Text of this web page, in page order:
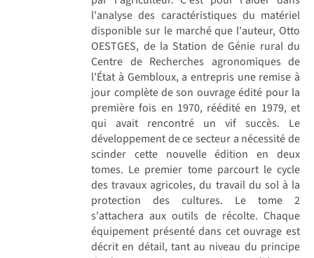
l'analyse des caractéristiques du matériel
disponible sur le marché que l'auteur, Otto
OESTGES, de la Station de Génie rural du
Centre de Recherches agronomiques de
l’État à Gembloux, a entrepris une remise à
jour complète de son ouvrage édité pour la
première fois en 1970, réédité en 1979, et
qui avait rencontré un vif succès. Le
développement de ce secteur a nécessité de
scinder cette nouvelle édition en deux
tomes. Le premier tome parcourt le cycle
des travaux agricoles, du travail du sol à la
protection des cultures. Le tome 2
s'attachera aux outils de récolte. Chaque
équipement présenté dans cet ouvrage est
décrit en détail, tant au niveau du principe